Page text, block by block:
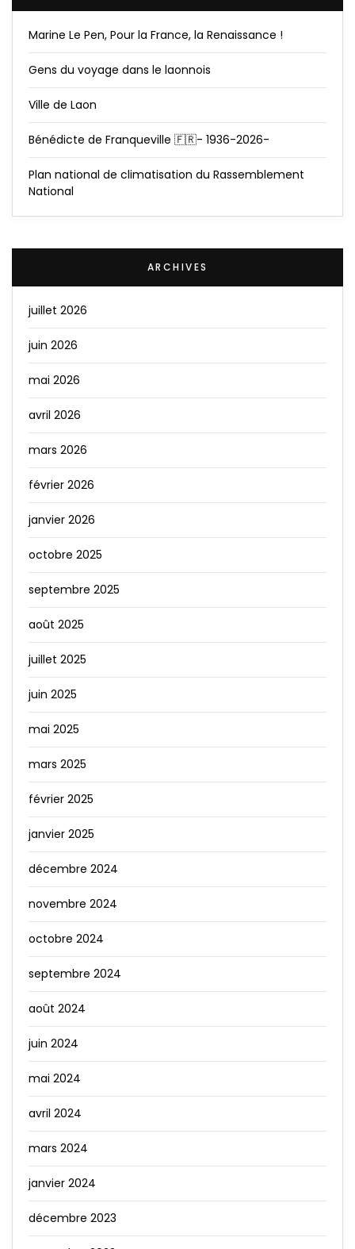
Marine Le Pen, Pour la France, la Renaissance !
Gens du voyage dans le laonnois
Ville de Laon
Bénédicte de Franqueville 🇫🇷- 1936-2026-
Plan national de climatisation du Rassemblement
National
ARCHIVES
juillet 2026
juin 2026
mai 2026
avril 2026
mars 2026
février 2026
janvier 2026
octobre 2025
septembre 2025
août 2025
juillet 2025
juin 2025
mai 2025
mars 2025
février 2025
janvier 2025
décembre 2024
novembre 2024
octobre 2024
septembre 2024
août 2024
juin 2024
mai 2024
avril 2024
mars 2024
janvier 2024
décembre 2023